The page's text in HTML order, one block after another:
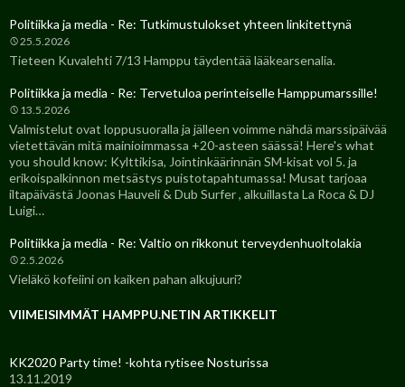
Politiikka ja media - Re: Tutkimustulokset yhteen linkitettynä
25.5.2026
Tieteen Kuvalehti 7/13 Hamppu täydentää lääkearsenalia.
Politiikka ja media - Re: Tervetuloa perinteiselle Hamppumarssille!
13.5.2026
Valmistelut ovat loppusuoralla ja jälleen voimme nähdä marssipäivää
vietettävän mitä mainioimmassa +20-asteen säässä! Here's what
you should know: Kylttikisa, Jointinkäärinnän SM-kisat vol 5. ja
erikoispalkinnon metsästys puistotapahtumassa! Musat tarjoaa
iltapäivästä Joonas Hauveli & Dub Surfer , alkuillasta La Roca & DJ
Luigi…
Politiikka ja media - Re: Valtio on rikkonut terveydenhuoltolakia
2.5.2026
Vieläkö kofeiini on kaiken pahan alkujuuri?
VIIMEISIMMÄT HAMPPU.NETIN ARTIKKELIT
KK2020 Party time! -kohta rytisee Nosturissa
13.11.2019